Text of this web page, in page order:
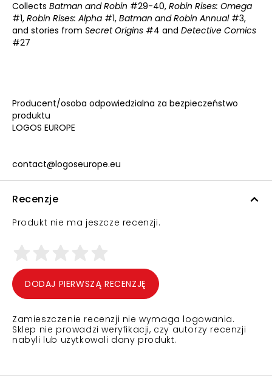
Collects Batman and Robin #29-40, Robin Rises: Omega
#1, Robin Rises: Alpha #1, Batman and Robin Annual#3,
and stories from Secret Origins #4 and Detective Comics
#27
Producent/osoba odpowiedzialna za bezpieczeństwo
produktu
LOGOS EUROPE
contact@logoseurope.eu
Recenzje
Produkt nie ma jeszcze recenzji.
DODAJ PIERWSZĄ RECENZJĘ
Zamieszczenie recenzji nie wymaga logowania.
Sklep nie prowadzi weryfikacji, czy autorzy recenzji
nabyli lub użytkowali dany produkt.